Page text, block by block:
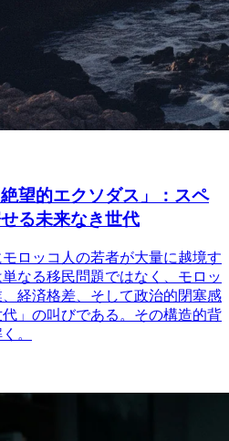
望的エクソダス」：スペ
る未来なき世代
ロッコ人の若者が大量に越境す
なる移民問題ではなく、モロッ
経済格差、そして政治的閉塞感
」の叫びである。その構造的背
。